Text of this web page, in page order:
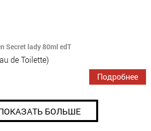
Secret lady 80ml edT
de Toilette)
Подробнее
БОЛЬШЕ